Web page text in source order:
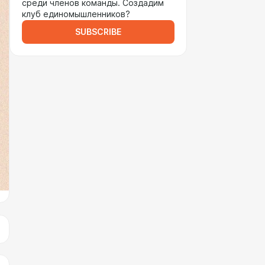
среди членов команды. Создадим
клуб единомышленников?
SUBSCRIBE